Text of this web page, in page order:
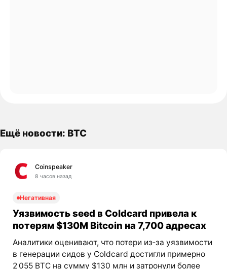
Ещё новости: BTC
Coinspeaker
8 часов назад
Негативная
Уязвимость seed в Coldcard привела к
потерям $130M Bitcoin на 7,700 адресах
Аналитики оценивают, что потери из‑за уязвимости
в генерации сидов у Coldcard достигли примерно
2 055 BTC на сумму $130 млн и затронули более